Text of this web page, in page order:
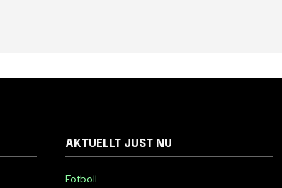
AKTUELLT JUST NU
Fotboll